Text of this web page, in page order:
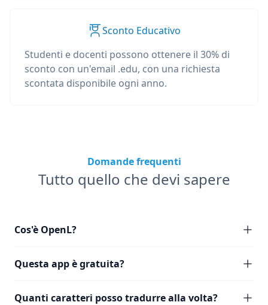
Sconto Educativo
Studenti e docenti possono ottenere il 30% di
sconto con un'email .edu, con una richiesta
scontata disponibile ogni anno.
Domande frequenti
Tutto quello che devi sapere
Cos'è OpenL?
Questa app è gratuita?
Quanti caratteri posso tradurre alla volta?